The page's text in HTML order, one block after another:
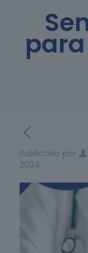
Publicado por
2024